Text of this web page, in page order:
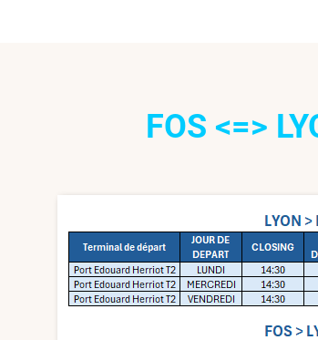
FOS <=>